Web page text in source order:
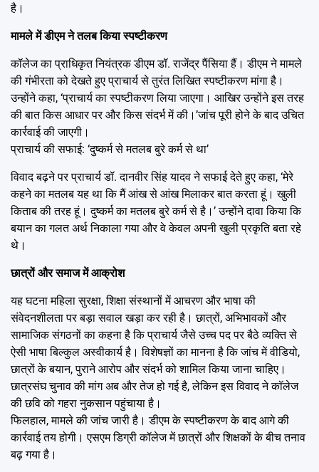
है।
मामले में डीएम ने तलब किया स्पष्टीकरण
कॉलेज का प्राधिकृत नियंत्रक डीएम डॉ. राजेंद्र पैंसिया हैं। डीएम ने मामले
की गंभीरता को देखते हुए प्राचार्य से तुरंत लिखित स्पष्टीकरण मांगा है।
उन्होंने कहा, ‘प्राचार्य का स्पष्टीकरण लिया जाएगा। आखिर उन्होंने इस तरह
की बात किस आधार पर और किस संदर्भ में की।’जांच पूरी होने के बाद उचित
कार्रवाई की जाएगी।
प्राचार्य की सफाई: ‘दुष्कर्म से मतलब बुरे कर्म से था’
विवाद बढ़ने पर प्राचार्य डॉ. दानवीर सिंह यादव ने सफाई देते हुए कहा, ‘मेरे
कहने का मतलब यह था कि मैं आंख से आंख मिलाकर बात करता हूं। खुली
किताब की तरह हूं। दुष्कर्म का मतलब बुरे कर्म से है।’ उन्होंने दावा किया कि
बयान का गलत अर्थ निकाला गया और वे केवल अपनी खुली प्रकृति बता रहे
थे।
छात्रों और समाज में आक्रोश
यह घटना महिला सुरक्षा, शिक्षा संस्थानों में आचरण और भाषा की
संवेदनशीलता पर बड़ा सवाल खड़ा कर रही है। छात्रों, अभिभावकों और
सामाजिक संगठनों का कहना है कि प्राचार्य जैसे उच्च पद पर बैठे व्यक्ति से
ऐसी भाषा बिल्कुल अस्वीकार्य है। विशेषज्ञों का मानना है कि जांच में वीडियो,
छात्रों के बयान, पुराने आरोप और संदर्भ को शामिल किया जाना चाहिए।
छात्रसंघ चुनाव की मांग अब और तेज हो गई है, लेकिन इस विवाद ने कॉलेज
की छवि को गहरा नुकसान पहुंचाया है।
फिलहाल, मामले की जांच जारी है। डीएम के स्पष्टीकरण के बाद आगे की
कार्रवाई तय होगी। एसएम डिग्री कॉलेज में छात्रों और शिक्षकों के बीच तनाव
बढ़ गया है।